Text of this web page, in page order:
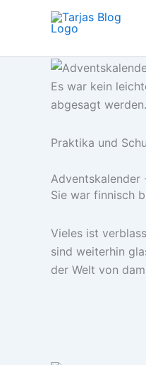
Es war kein
abgesagt werden.
Praktika und
Adventskalender
Sie war finnisch
Vieles ist
sind weiterhin
der Welt von